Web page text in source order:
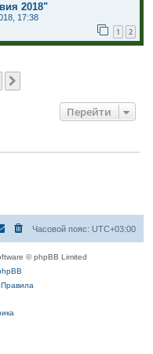
2018"
17:38
1 2
Перейти
Часовой пояс: UTC+03:00
© phpBB Limited
Правила